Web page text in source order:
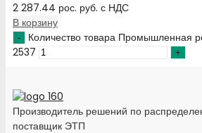
2 287.44 рос. руб. с НДС
В корзину
Количество товара Промышленная
2537
Производитель решений по
поставщик ЭТП